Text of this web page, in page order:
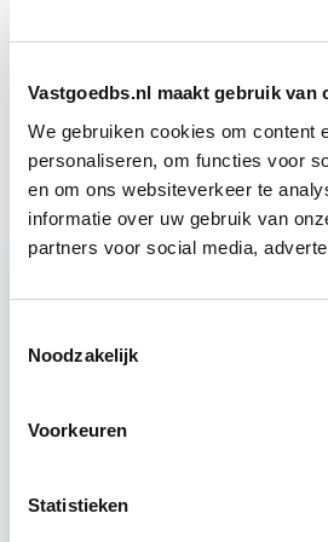
Vastgoedbs.nl maakt gebruik van
We gebruiken cookies om content
personaliseren, om functies voor
en om ons websiteverkeer te
informatie over uw gebruik van
partners voor social media,
Noodzakelijk
Voorkeuren
Statistieken
DMJOP
Vastgoedmarkt & Trends
Circulair bouwen is de
bouweconomie volledig
dat… Lees verder